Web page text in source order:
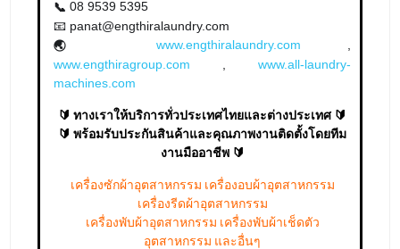
📞 08 9539 5395
📧 panat@engthiralaundry.com
🌏 www.engthiralaundry.com
www.engthiragroup.com
www.all-laundry-
machines.com
🔰 ทางเราให้บริการทั่วประเทศไทยและต่างประเทศ 🔰
🔰 พร้อมรับประกันสินค้าและคุณภาพงานติดตั้งโดยทีม
งานมืออาชีพ 🔰
เครื่องซักผ้าอุตสาหกรรม เครื่องอบผ้าอุตสาหกรรม
เครื่องรีดผ้าอุตสาหกรรม
เครื่องพับผ้าอุตสาหกรรม เครื่องพับผ้าเช็ดตัว
อุตสาหกรรม และอื่นๆ